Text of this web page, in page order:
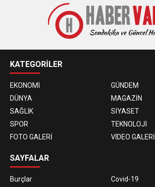
KATEGORİLER
EKONOMİ
GÜNDEM
DÜNYA
MAGAZİN
SAĞLIK
SİYASET
SPOR
TEKNOLOJİ
FOTO GALERİ
VIDEO GALERİ
SAYFALAR
Burçlar
Covid-19